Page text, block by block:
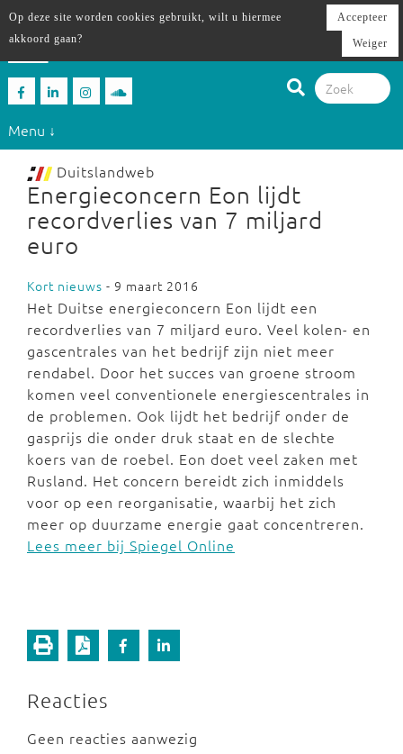
Menu ↓
Duitslandweb
Energieconcern Eon lijdt
recordverlies van 7 miljard
euro
Kort nieuws - 9 maart 2016
Het Duitse energieconcern Eon lijdt een
recordverlies van 7 miljard euro. Veel kolen- en
gascentrales van het bedrijf zijn niet meer
rendabel. Door het succes van groene stroom
komen veel conventionele energiescentrales in
de problemen. Ook lijdt het bedrijf onder de
gasprijs die onder druk staat en de slechte
koers van de roebel. Eon doet veel zaken met
Rusland. Het concern bereidt zich inmiddels
voor op een reorganisatie, waarbij het zich
meer op duurzame energie gaat concentreren.
Lees meer bij Spiegel Online
Reacties
Geen reacties aanwezig
Op deze site worden cookies gebruikt, wilt u hiermee
akkoord gaan?
Accepteer
Weiger